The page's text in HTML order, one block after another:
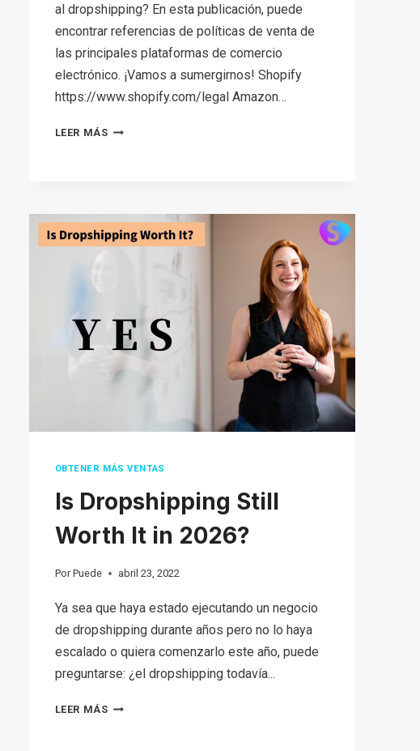
al dropshipping? En esta publicación, puede
encontrar referencias de políticas de venta de
las principales plataformas de comercio
electrónico. ¡Vamos a sumergirnos! Shopify
https://www.shopify.com/legal Amazon…
LEER MÁSPOLÍTICA
ELECTRÓNICO
OBTENER MÁS VENTAS
Is Dropshipping Still
Worth It in 2026?
Por Puede abril 23, 2022
Ya sea que haya estado ejecutando un negocio
de dropshipping durante años pero no lo haya
escalado o quiera comenzarlo este año, puede
preguntarse: ¿el dropshipping todavía...
LEER MÁSIS